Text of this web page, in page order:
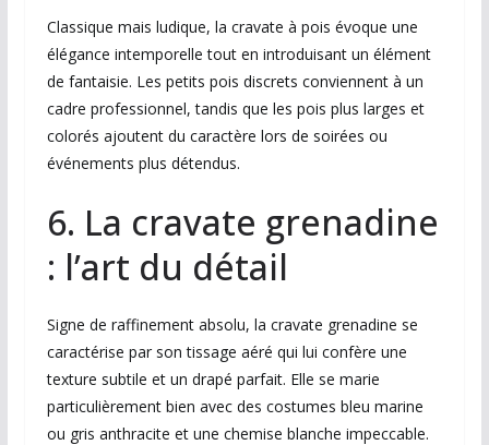
Classique mais ludique, la cravate à pois évoque une
élégance intemporelle tout en introduisant un élément
de fantaisie. Les petits pois discrets conviennent à un
cadre professionnel, tandis que les pois plus larges et
colorés ajoutent du caractère lors de soirées ou
événements plus détendus.
6. La cravate grenadine
: l’art du détail
Signe de raffinement absolu, la cravate grenadine se
caractérise par son tissage aéré qui lui confère une
texture subtile et un drapé parfait. Elle se marie
particulièrement bien avec des costumes bleu marine
ou gris anthracite et une chemise blanche impeccable.